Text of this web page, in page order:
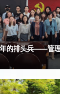
的排头兵——管